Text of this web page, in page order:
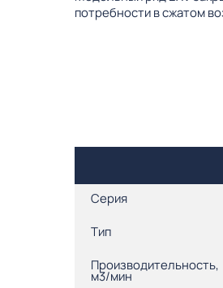
потребности в сжатом
Серия
Тип
Производительность,
м3/мин